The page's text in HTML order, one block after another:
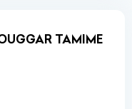
TAMIME